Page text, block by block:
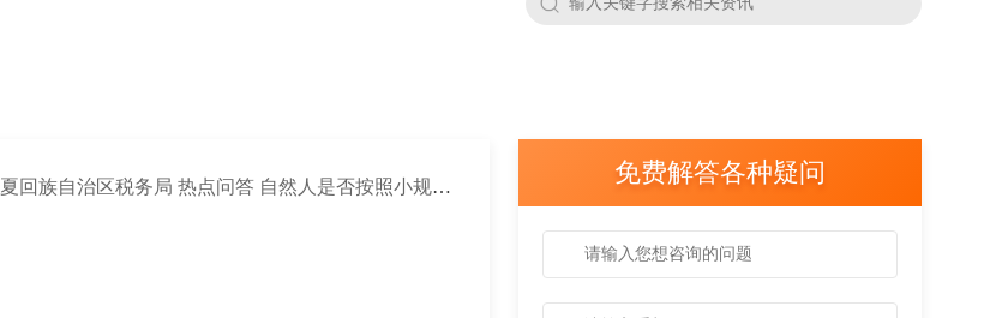
国家税务总局宁夏回族自治区税务局 热点问答 自然人是否按照小规模纳税人纳税？ 免费解答各种疑问